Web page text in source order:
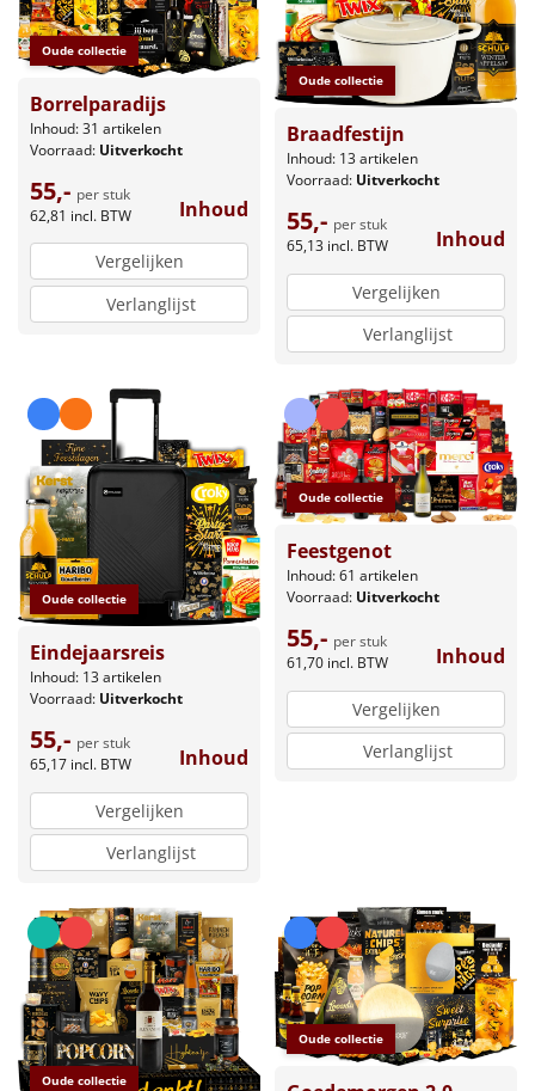
Oude collectie
Borrelparadijs
Inhoud: 31 artikelen
Voorraad: Uitverkocht
55,- per stuk
62,81 incl. BTW Inhoud
Vergelijken
Verlanglijst
Oude collectie
Braadfestijn
Inhoud: 13 artikelen
Voorraad: Uitverkocht
55,- per stuk
65,13 incl. BTW Inhoud
Vergelijken
Verlanglijst
Oude collectie
Eindejaarsreis
Inhoud: 13 artikelen
Voorraad: Uitverkocht
55,- per stuk
65,17 incl. BTW Inhoud
Vergelijken
Verlanglijst
Oude collectie
Feestgenot
Inhoud: 61 artikelen
Voorraad: Uitverkocht
55,- per stuk
61,70 incl. BTW Inhoud
Vergelijken
Verlanglijst
Oude collectie
Oude collectie